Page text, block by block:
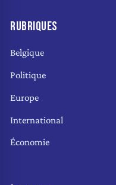
RUBRIQUES
Belgique
Politique
Europe
International
Économie